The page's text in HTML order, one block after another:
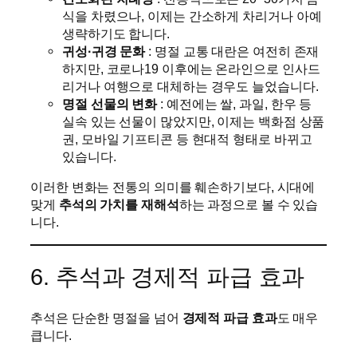
식을 차렸으나, 이제는 간소하게 차리거나 아예
생략하기도 합니다.
귀성·귀경 문화: 명절 교통 대란은 여전히 존재
하지만, 코로나19 이후에는 온라인으로 인사드
리거나 여행으로 대체하는 경우도 늘었습니다.
명절 선물의 변화: 예전에는 쌀, 과일, 한우 등
실속 있는 선물이 많았지만, 이제는 백화점 상품
권, 모바일 기프티콘 등 현대적 형태로 바뀌고
있습니다.
이러한 변화는 전통의 의미를 훼손하기보다, 시대에
맞게 추석의 가치를 재해석하는 과정으로 볼 수 있습
니다.
6. 추석과 경제적 파급 효과
추석은 단순한 명절을 넘어 경제적 파급 효과도 매우
큽니다.